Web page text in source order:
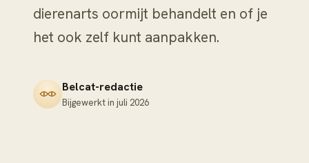
dierenarts oormijt behandelt en of je
het ook zelf kunt aanpakken.
Belcat-redactie
Bijgewerkt in juli 2026